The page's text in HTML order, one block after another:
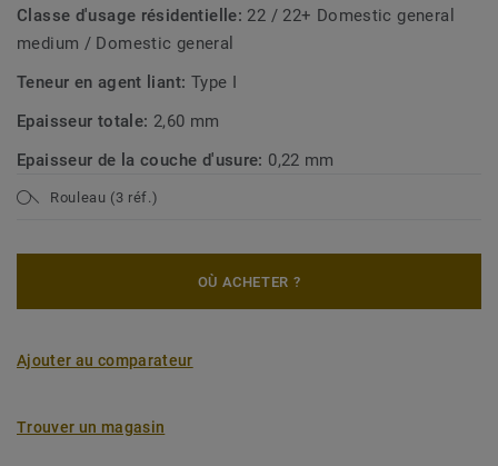
Classe d'usage résidentielle: 22 / 22+ Domestic general
medium / Domestic general
Teneur en agent liant: Type I
Epaisseur totale: 2,60 mm
Epaisseur de la couche d'usure: 0,22 mm
Rouleau (3 réf.)
OÙ ACHETER ?
Ajouter au comparateur
Trouver un magasin